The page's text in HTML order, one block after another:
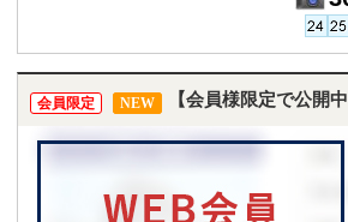
会員限定 NEW 【会員様限定で公開